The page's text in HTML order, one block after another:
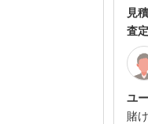
見
査
ユ
賭